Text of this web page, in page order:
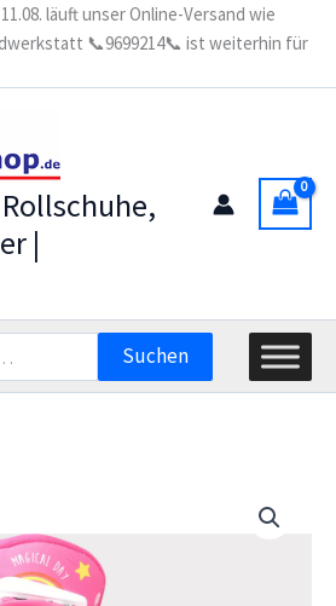
läuft unser Online-Versand wie
📞9699214📞 ist weiterhin für
|
Suchen